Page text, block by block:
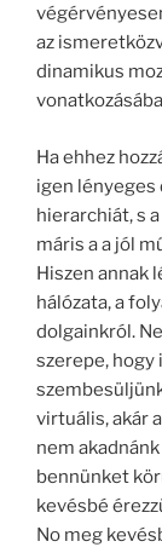
az
dinamikus
Ha ehhez
igen lényeges
hierarchiát, s
máris a a jól
Hiszen annak
hálózata, a
dolgainkról.
szerepe,
virtuális, akár
nem
bennünket
kevésbé
No meg